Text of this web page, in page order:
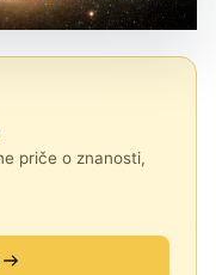
priče o znanosti,